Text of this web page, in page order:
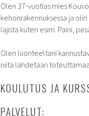
Olen 37-vuotias mies
kehonrakennuksessa ja
lajista kuten esim. Paini,
Olen luonteeltani
niitä lähdetään
KOULUTUS JA
PALVELUT: